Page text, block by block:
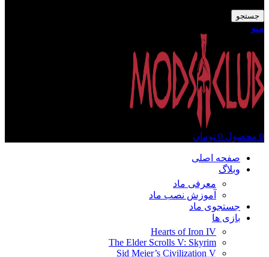
جستجو
منو
0 محصول 0 تومان
صفحه اصلی
وبلاگ
معرفی ماد
آموزش نصب ماد
جستجوی ماد
بازی ها
Hearts of Iron IV
The Elder Scrolls V: Skyrim
Sid Meier’s Civilization V